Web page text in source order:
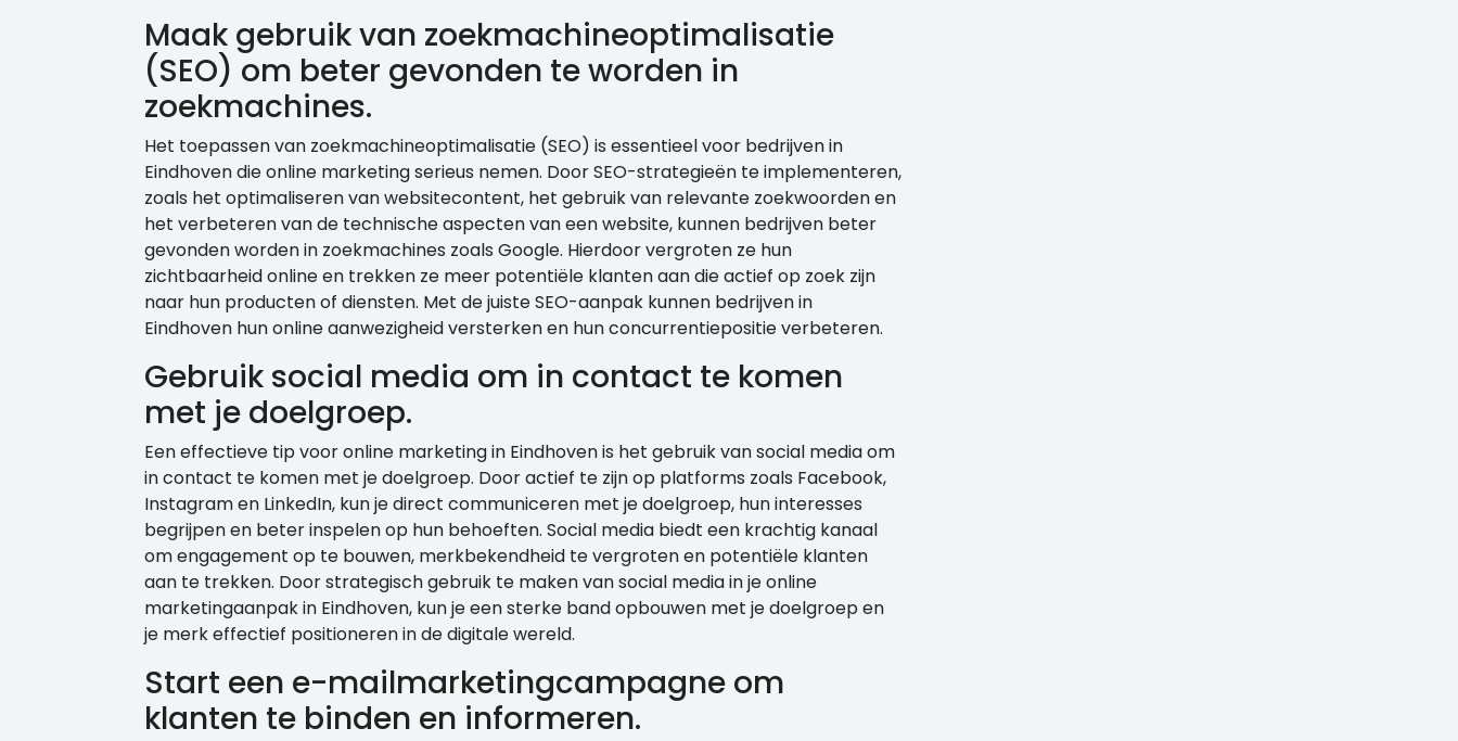
Maak gebruik van zoekmachineoptimalisatie
(SEO) om beter gevonden te worden in
zoekmachines.
Het toepassen van zoekmachineoptimalisatie (SEO) is essentieel voor bedrijven in
Eindhoven die online marketing serieus nemen. Door SEO-strategieën te implementeren,
zoals het optimaliseren van websitecontent, het gebruik van relevante zoekwoorden en
het verbeteren van de technische aspecten van een website, kunnen bedrijven beter
gevonden worden in zoekmachines zoals Google. Hierdoor vergroten ze hun
zichtbaarheid online en trekken ze meer potentiële klanten aan die actief op zoek zijn
naar hun producten of diensten. Met de juiste SEO-aanpak kunnen bedrijven in
Eindhoven hun online aanwezigheid versterken en hun concurrentiepositie verbeteren.
Gebruik social media om in contact te komen
met je doelgroep.
Een effectieve tip voor online marketing in Eindhoven is het gebruik van social media om
in contact te komen met je doelgroep. Door actief te zijn op platforms zoals Facebook,
Instagram en LinkedIn, kun je direct communiceren met je doelgroep, hun interesses
begrijpen en beter inspelen op hun behoeften. Social media biedt een krachtig kanaal
om engagement op te bouwen, merkbekendheid te vergroten en potentiële klanten
aan te trekken. Door strategisch gebruik te maken van social media in je online
marketingaanpak in Eindhoven, kun je een sterke band opbouwen met je doelgroep en
je merk effectief positioneren in de digitale wereld.
Start een e-mailmarketingcampagne om
klanten te binden en informeren.